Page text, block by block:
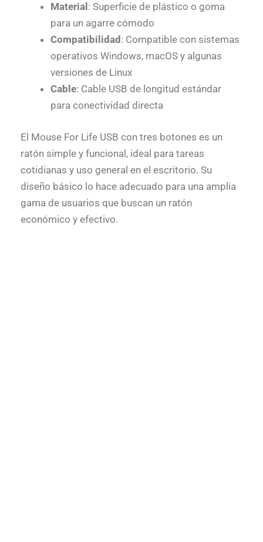
Material : Superficie de plástico o goma
para un agarre cómodo
Compatibilidad : Compatible con sistemas
operativos Windows, macOS y algunas
versiones de Linux
Cable: Cable USB de longitud estándar
para conectividad directa
El Mouse For Life USB con tres botones es un
ratón simple y funcional, ideal para tareas
cotidianas y uso general en el escritorio. Su
diseño básico lo hace adecuado para una amplia
gama de usuarios que buscan un ratón
económico y efectivo.